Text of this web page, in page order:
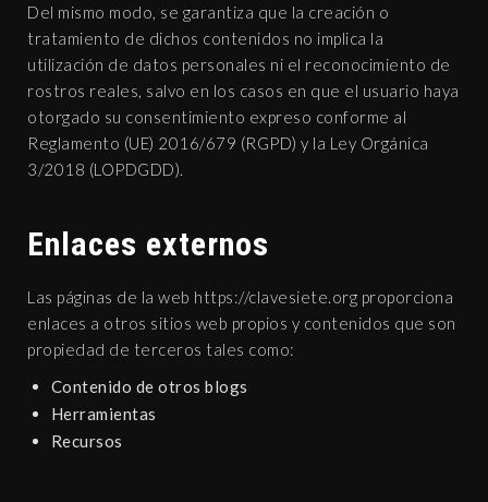
Del mismo modo, se garantiza que la creación o
tratamiento de dichos contenidos no implica la
utilización de datos personales ni el reconocimiento de
rostros reales, salvo en los casos en que el usuario haya
otorgado su consentimiento expreso conforme al
Reglamento (UE) 2016/679 (RGPD) y la Ley Orgánica
3/2018 (LOPDGDD).
Enlaces externos
Las páginas de la web https://clavesiete.org proporciona
enlaces a otros sitios web propios y contenidos que son
propiedad de terceros tales como:
Contenido de otros blogs
Herramientas
Recursos